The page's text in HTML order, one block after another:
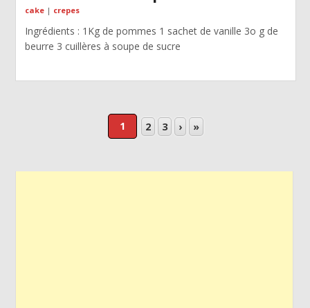
cake| crepes
Ingrédients : 1Kg de pommes 1 sachet de vanille 3o g de
beurre 3 cuillères à soupe de sucre
1 2 3 › »